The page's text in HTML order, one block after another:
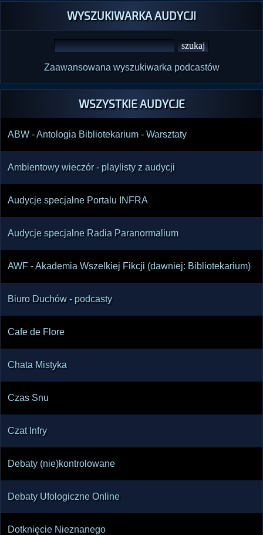
WYSZUKIWARKA AUDYCJI
Zaawansowana wyszukiwarka podcastów
WSZYSTKIE AUDYCJE
ABW - Antologia Bibliotekarium - Warsztaty
Ambientowy wieczór - playlisty z audycji
Audycje specjalne Portalu INFRA
Audycje specjalne Radia Paranormalium
AWF - Akademia Wszelkiej Fikcji (dawniej: Bibliotekarium)
Biuro Duchów - podcasty
Cafe de Flore
Chata Mistyka
Czas Snu
Czat Infry
Debaty (nie)kontrolowane
Debaty Ufologiczne Online
Dotknięcie Nieznanego